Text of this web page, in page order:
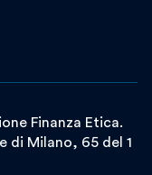
Finanza Etica.
di Milano, 65 del 1